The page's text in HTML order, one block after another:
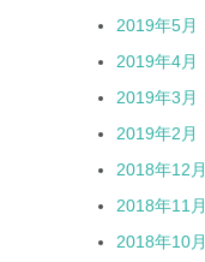
2019年5月
2019年4月
2019年3月
2019年2月
2018年12月
2018年11月
2018年10月